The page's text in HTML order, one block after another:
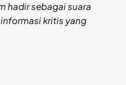
hadir sebagai suara
kritis yang